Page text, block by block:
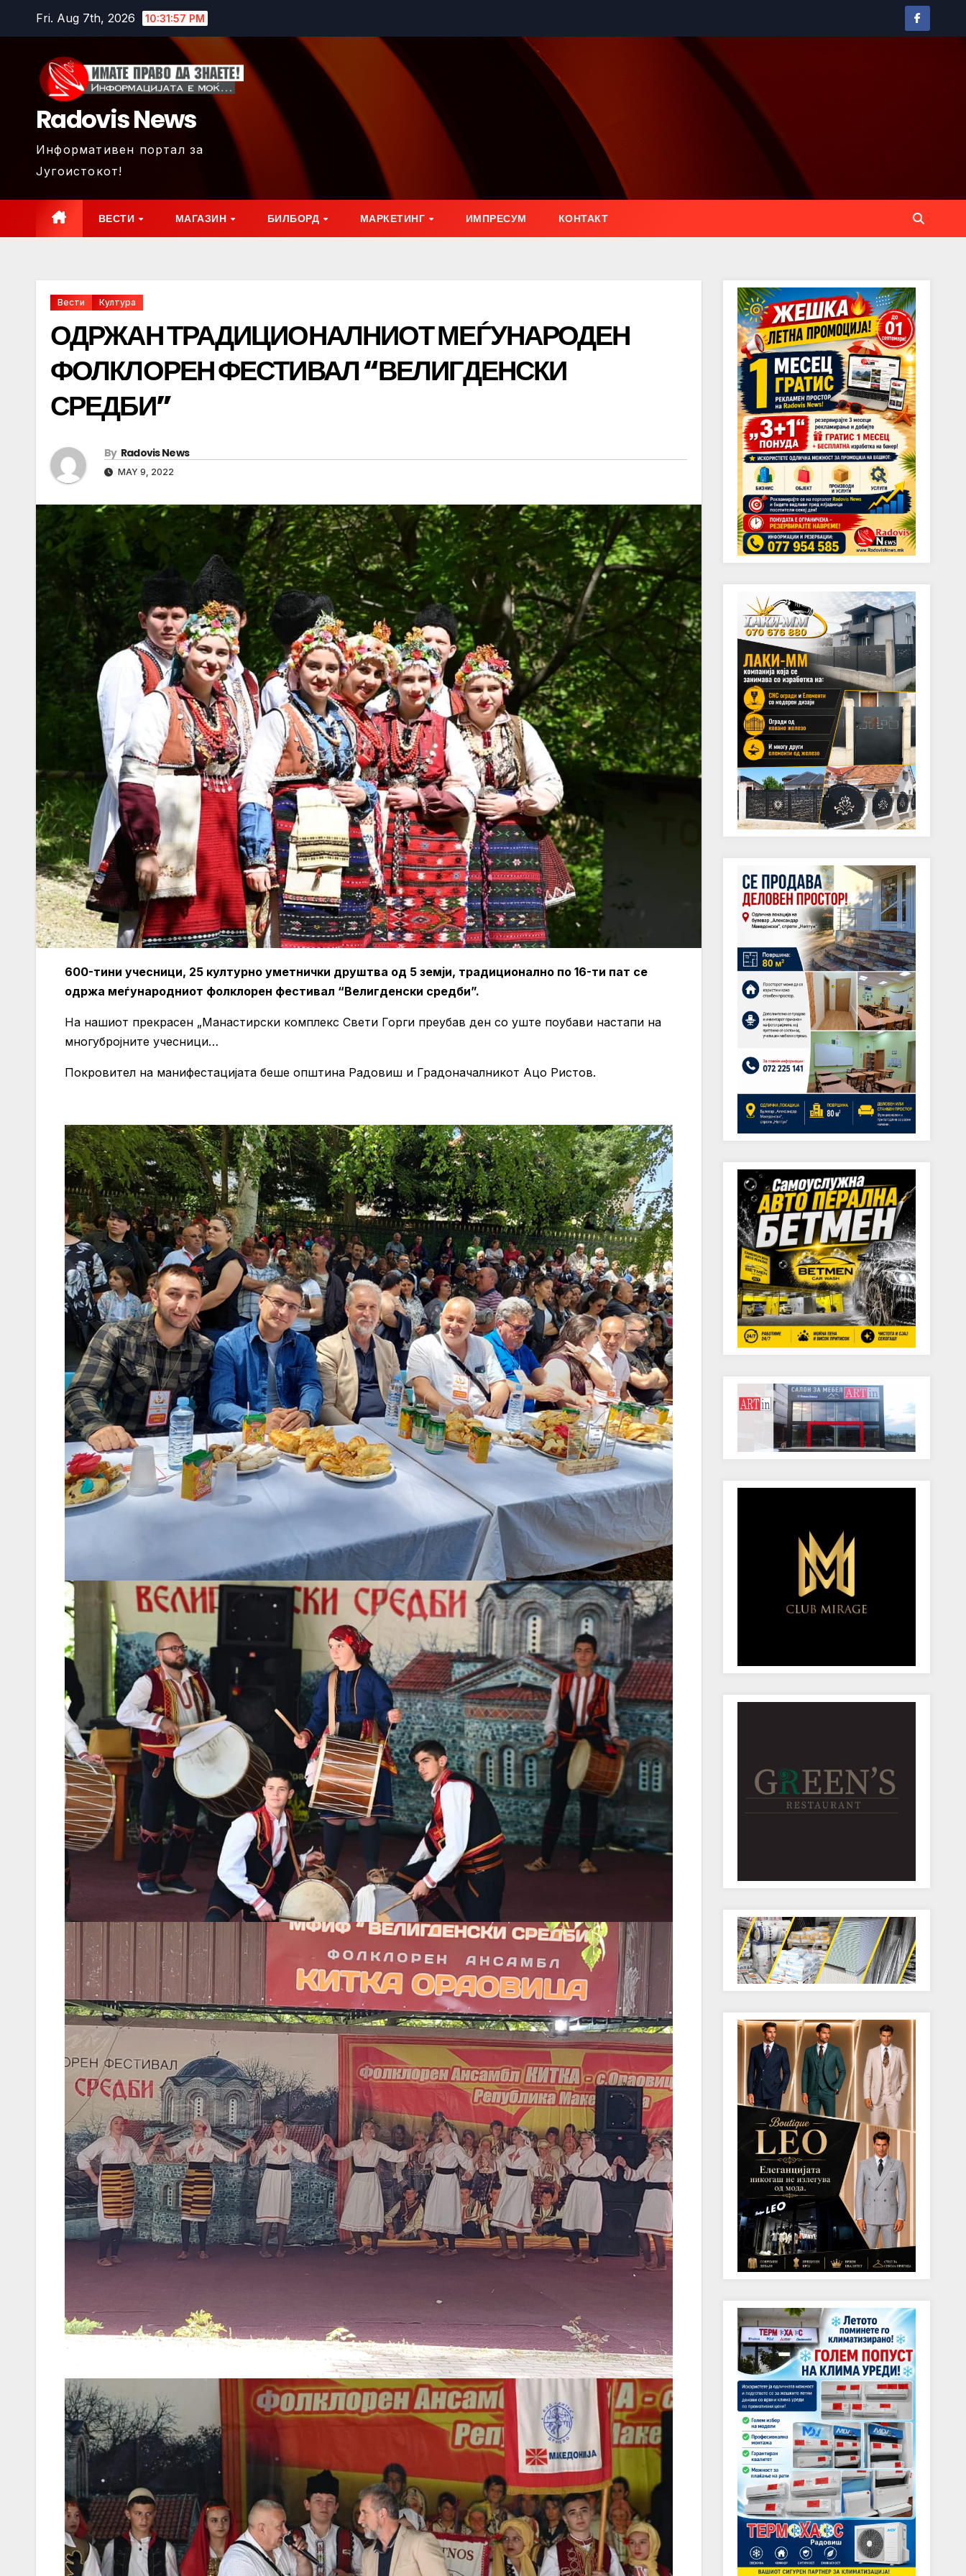
Fri. Aug 7th, 2026 10:32:00 PM
Radovis News
Информативен портал за
Југоистокот!
ВЕСТИ МАГАЗИН БИЛБОРД МАРКЕТИНГ ИМПРЕСУМ КОНТАКТ
Вести Култура
ОДРЖАН ТРАДИЦИОНАЛНИОТ МЕЃУНАРОДЕН
ФОЛКЛОРЕН ФЕСТИВАЛ “ВЕЛИГДЕНСКИ
СРЕДБИ”
By Radovis News
MAY 9, 2022
600-тини учесници, 25 културно уметнички друштва од 5 земји, традиционално по 16-ти пат се
одржа меѓународниот фолклорен фестивал “Велигденски средби”.
На нашиот прекрасен „Манастирски комплекс Свети Горги преубав ден со уште поубави настапи на
многубројните учесници…
Покровител на манифестацијата беше општина Радовиш и Градоначалникот Ацо Ристов.